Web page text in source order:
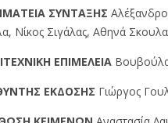
ΣYNTAΞHΣ
Νίκος Σιγάλας, Αθηνά
EΠIMEΛEIA
EKΔOΣHΣ Γιώργος